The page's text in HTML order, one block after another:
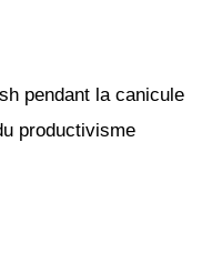
pendant la canicule
productivisme